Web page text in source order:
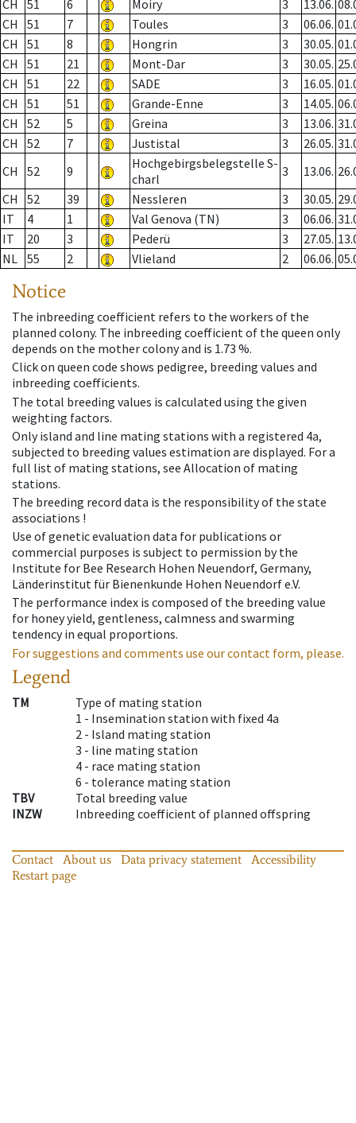
CH 51 6 Moiry 3 13.06.
CH
51 7 Toules 3 06.06.
CH
51 8 Hongrin 3 30.05.
CH
51 21 Mont-Dar 3 30.05.
CH
51 22 SADE 3 16.05.
CH
51 51 Grande-Enne 3 14.05.
CH
52 5 Greina 3 13.06.
CH
52 7 Justistal 3 26.05.
CH
52 9
Hochgebirgsbelegstelle S-
charl
3 13.06.
CH
52 39 Nessleren 3 30.05.
IT
4 1 Val Genova (TN) 3 06.06.
IT
20 3 Pederü 3 27.05.
NL 55 2 Vlieland 2 06.06.
Notice
The inbreeding coefficient refers to the workers of the
planned colony. The inbreeding coefficient of the queen only
depends on the mother colony and is 1.73 %.
Click on queen code shows pedigree, breeding values and
inbreeding coefficients.
The total breeding values is calculated using the given
weighting factors.
Only island and line mating stations with a registered 4a,
subjected to breeding values estimation are displayed. For a
full list of mating stations, see Allocation of mating
stations.
The breeding record data is the responsibility of the state
associations !
Use of genetic evaluation data for publications or
commercial purposes is subject to permission by the
Institute for Bee Research Hohen Neuendorf, Germany,
Länderinstitut für Bienenkunde Hohen Neuendorf e.V.
The performance index is composed of the breeding value
for honey yield, gentleness, calmness and swarming
tendency in equal proportions.
For suggestions and comments use our contact form, please.
Legend
TM
Type of mating station
1 - Insemination station with fixed 4a
2 - Island mating station
3 - line mating station
4 - race mating station
6 - tolerance mating station
TBV
Total breeding value
INZW
Inbreeding coefficient of planned offspring
Contact About us Data privacy statement
Accessibility
Restart page